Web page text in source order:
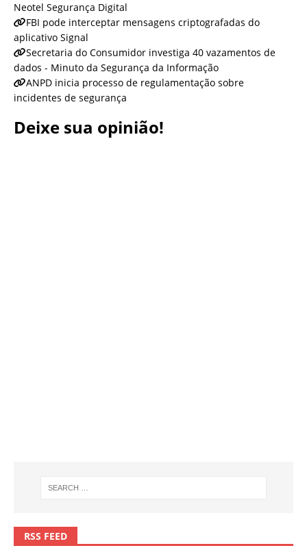
Neotel Segurança Digital
FBI pode interceptar mensagens criptografadas do
aplicativo Signal
Secretaria do Consumidor investiga 40 vazamentos de
dados - Minuto da Segurança da Informação
ANPD inicia processo de regulamentação sobre
incidentes de segurança
Deixe sua opinião!
RSS FEED